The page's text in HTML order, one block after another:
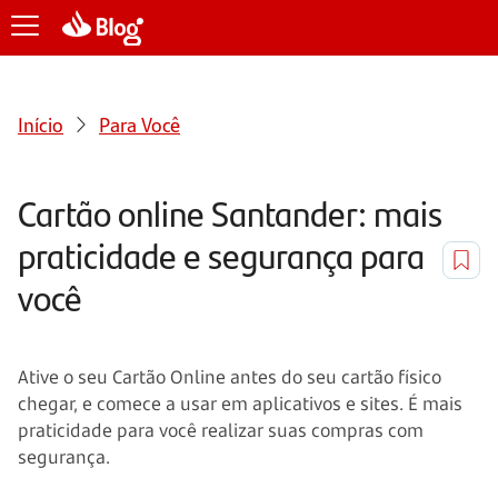
Início Para Você
Cartão online Santander: mais
praticidade e segurança para
você
Ative o seu Cartão Online antes do seu cartão físico
chegar, e comece a usar em aplicativos e sites. É mais
praticidade para você realizar suas compras com
segurança.